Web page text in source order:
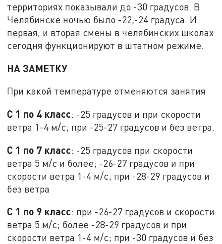
территориях показывали до -30 градусов. В
Челябинске ночью было -22,-24 градуса. И
первая, и вторая смены в челябинских школах
сегодня функционируют в штатном режиме.
НА ЗАМЕТКУ
При какой температуре отменяются занятия
С 1 по 4 класс: -25 градусов и при скорости
ветра 1-4 м/с; при -25-27 градусов и без ветра.
С 1 по 7 класс: -25 градусов при скорости
ветра 5 м/с и более; -26-27 градусов и при
скорости ветра 1-4 м/с; при -28-29 градусов и
без ветра
С 1 по 9 класс: при -26-27 градусов и скорости
ветра 5 м/с; более -28-29 градусов и при
скорости ветра 1-4 м/с; при -30 градусов и без